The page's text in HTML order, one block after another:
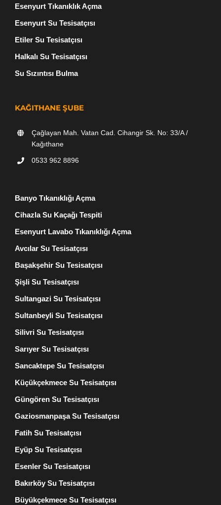
Esenyurt Tıkanıklık Açma
Esenyurt Su Tesisatçısı
Etiler Su Tesisatçısı
Halkalı Su Tesisatçısı
Su Sızıntısı Bulma
KAĞITHANE ŞUBE
Çağlayan Mah. Vatan Cad. Cihangir Sk. No: 33/A /
Kağıthane
0533 962 8896
Banyo Tıkanıklığı Açma
Cihazla Su Kaçağı Tespiti
Esenyurt Lavabo Tıkanıklığı Açma
Avcılar Su Tesisatçısı
Başakşehir Su Tesisatçısı
Şişli Su Tesisatçısı
Sultangazi Su Tesisatçısı
Sultanbeyli Su Tesisatçısı
Silivri Su Tesisatçısı
Sarıyer Su Tesisatçısı
Sancaktepe Su Tesisatçısı
Küçükçekmece Su Tesisatçısı
Güngören Su Tesisatçısı
Gaziosmanpaşa Su Tesisatçısı
Fatih Su Tesisatçısı
Eyüp Su Tesisatçısı
Esenler Su Tesisatçısı
Bakırköy Su Tesisatçısı
Büyükçekmece Su Tesisatçısı